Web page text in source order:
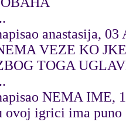
anastasija, 03
VEZE KO
TOGA
NEMA IME,
ovoj igrici ima puno